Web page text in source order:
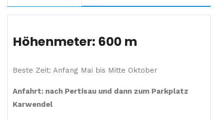
Höhenmeter: 600 m
Beste Zeit: Anfang Mai bis Mitte Oktober
Anfahrt: nach Pertisau und dann zum Parkplatz
Karwendel